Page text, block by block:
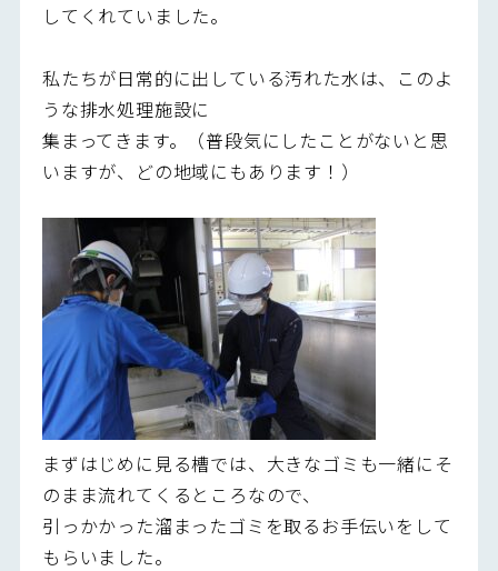
してくれていました。
私たちが日常的に出している汚れた水は、このよ
うな排水処理施設に
集まってきます。（普段気にしたことがないと思
いますが、どの地域にもあります！）
まずはじめに見る槽では、大きなゴミも一緒にそ
のまま流れてくるところなので、
引っかかった溜まったゴミを取るお手伝いをして
もらいました。